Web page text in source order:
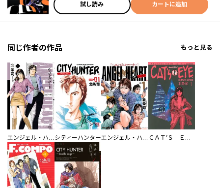
試し読み カートに追加
同じ作者の作品 もっと見る
エンジェル・ハート 2ndシーズン シティーハンター エンジェル・ハート 1stシーズン ＣＡＴ’Ｓ ＥＹＥ